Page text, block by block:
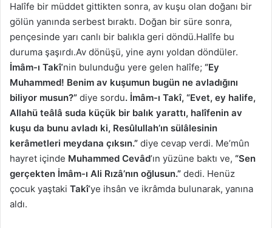
Halîfe bir müddet gittikten sonra, av kuşu olan doğanı bir
gölün yanında serbest bıraktı. Doğan bir süre sonra,
pençesinde yarı canlı bir balıkla geri döndü.Halîfe bu
duruma şaşırdı.Av dönüşü, yine aynı yoldan döndüler.
İmâm-ı Takî’nin bulunduğu yere gelen halîfe; “Ey
Muhammed! Benim av kuşumun bugün ne avladığını
biliyor musun?” diye sordu. İmâm-ı Takî, “Evet, ey halife,
Allahü teâlâ suda küçük bir balık yarattı, halîfenin av
kuşu da bunu avladı ki, Resûlullah’ın sülâlesinin
kerâmetleri meydana çıksın.” diye cevap verdi. Me’mûn
hayret içinde Muhammed Cevâd’ın yüzüne baktı ve, “Sen
gerçekten İmâm-ı Ali Rızâ’nın oğlusun.” dedi. Henüz
çocuk yaştaki Takî’ye ihsân ve ikrâmda bulunarak, yanına
aldı.